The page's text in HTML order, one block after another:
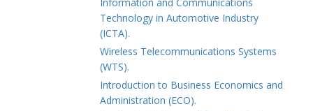
Technology in Automotive Industry
(ICTA).
Wireless Telecommunications Systems
(WTS).
Introduction to Business Economics and
Administration (ECO).